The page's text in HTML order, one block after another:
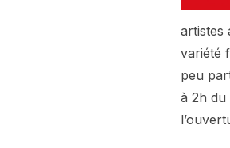
artistes
variété
peu
à 2h du